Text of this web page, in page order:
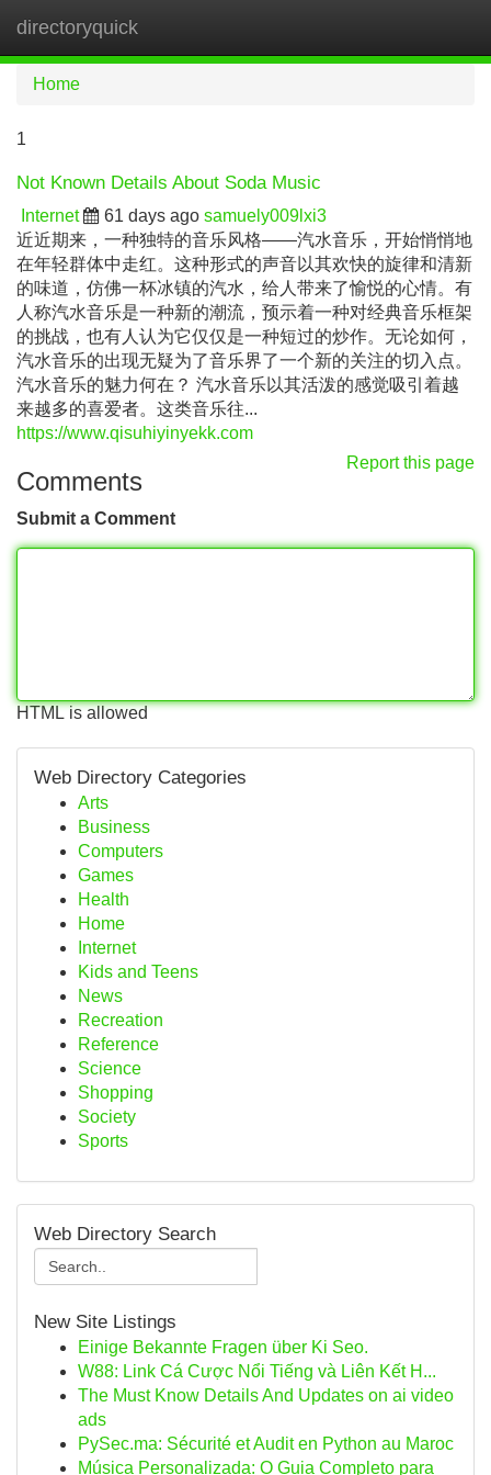
directoryquick
Home
1
Not Known Details About Soda Music
Internet 61 days ago samuely009lxi3
近近期来，一种独特的音乐风格——汽水音乐，开始悄悄地
在年轻群体中走红。这种形式的声音以其欢快的旋律和清新
的味道，仿佛一杯冰镇的汽水，给人带来了愉悦的心情。有
人称汽水音乐是一种新的潮流，预示着一种对经典音乐框架
的挑战，也有人认为它仅仅是一种短过的炒作。无论如何，
汽水音乐的出现无疑为了音乐界了一个新的关注的切入点。
汽水音乐的魅力何在？ 汽水音乐以其活泼的感觉吸引着越
来越多的喜爱者。这类音乐往...
https://www.qisuhiyinyekk.com
Report this page
Comments
Submit a Comment
HTML is allowed
Web Directory Categories
Arts
Business
Computers
Games
Health
Home
Internet
Kids and Teens
News
Recreation
Reference
Science
Shopping
Society
Sports
Web Directory Search
New Site Listings
Einige Bekannte Fragen über Ki Seo.
W88: Link Cá Cược Nổi Tiếng và Liên Kết H...
The Must Know Details And Updates on ai video
ads
PySec.ma: Sécurité et Audit en Python au Maroc
Música Personalizada: O Guia Completo para